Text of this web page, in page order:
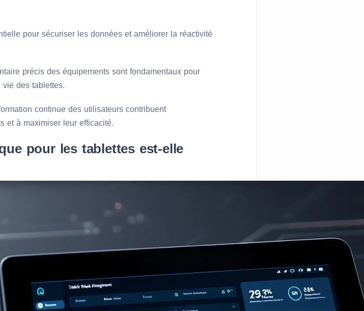
pour sécuriser les données et améliorer la réactivité
précis des équipements sont fondamentaux pour
des tablettes.
continue des utilisateurs contribuent
et à maximiser leur efficacité.
pour les tablettes est-elle